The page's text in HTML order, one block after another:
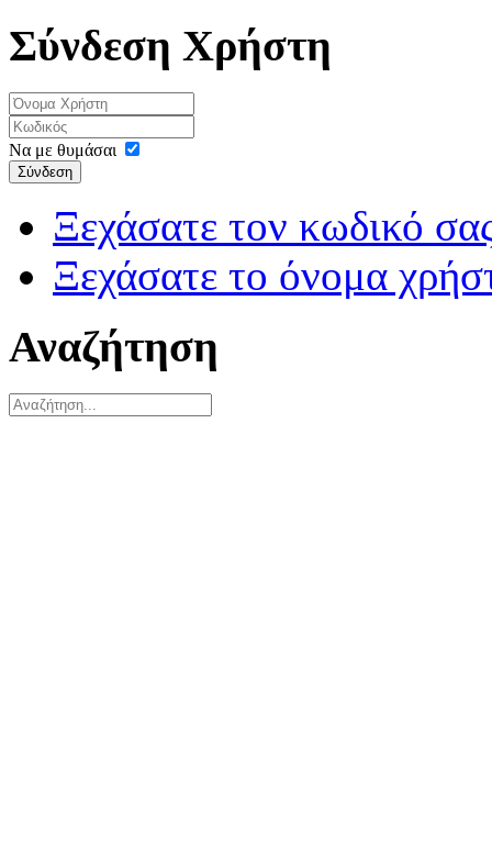
Σύνδεση Χρήστη
Να με θυμάσαι
Σύνδεση
Ξεχάσατε τον κωδικό
Ξεχάσατε το όνομα
Αναζήτηση